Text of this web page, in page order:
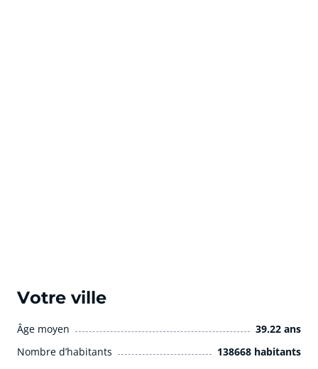
Votre ville
Âge moyen
39.22 ans
Nombre d’habitants
138668 habitants